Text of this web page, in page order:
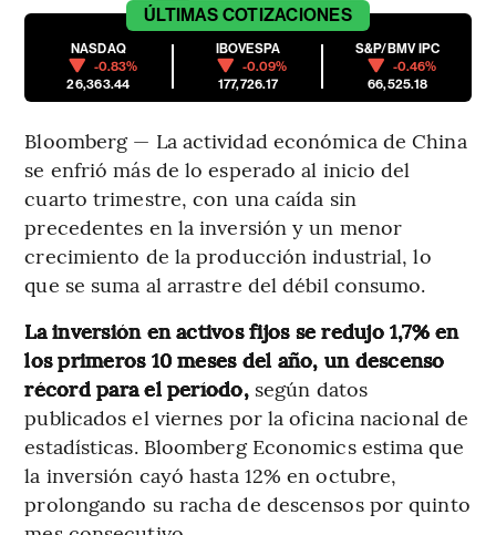
ÚLTIMAS COTIZACIONES
NASDAQ
-0.83%
26,363.44
IBOVESPA
-0.09%
177,726.17
S&P/BMV IPC
-0.46%
66,525.18
Bloomberg — La actividad económica de China
se enfrió más de lo esperado al inicio del
cuarto trimestre, con una caída sin
precedentes en la inversión y un menor
crecimiento de la producción industrial, lo
que se suma al arrastre del débil consumo.
La inversión en activos fijos se redujo 1,7% en
los primeros 10 meses del año, un descenso
récord para el período,según datos
publicados el viernes por la oficina nacional de
estadísticas. Bloomberg Economics estima que
la inversión cayó hasta 12% en octubre,
prolongando su racha de descensos por quinto